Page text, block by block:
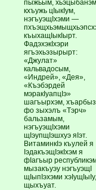
пыжьым,
кхъужь цIыкIум,
нэгъуэщIхэми —
къыхащIыкIырт.
ФадэхэкIхэри
ягъэхьэзырырт:
«Джулат»
кальвадосым,
«Индрей», «Дея»,
«Къэбэрдей
мэракIуапцIэ»
шагъырхэм, хъарбыз
фо зыхэлъ «Тэрч»
бальзамым,
нэгъуэщIхэми
щIэупщIэшхуэ яIэт.
ВитаминкIэ къулей я
IэдакъэщIэкIхэм я
фIагъыр
мызакъуэу нэгъуэщI
щIыпIэхэми
щыхъуат.